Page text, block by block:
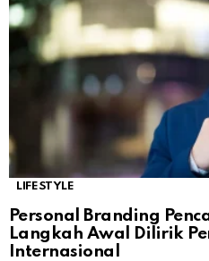
LIFESTYLE
Personal Branding
Langkah Awal Dilirik
Internasional